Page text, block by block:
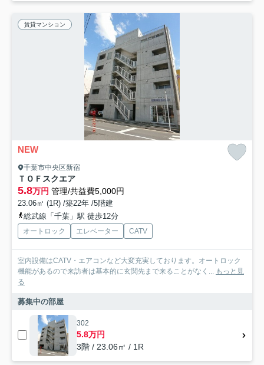
賃貸マンション
NEW
千葉市中央区新宿
ＴＯＦスクエア
5.8万円 管理/共益費5,000円
23.06㎡ (1R) /築22年 /5階建
総武線「千葉」駅 徒歩12分
オートロック エレベーター CATV
室内設備はCATV・エアコンなど大変充実しております。オートロック
機能があるので来訪者は基本的に玄関先まで来ることがなく...
もっと見
る
募集中の部屋
302
5.8万円
3階 / 23.06㎡ / 1R